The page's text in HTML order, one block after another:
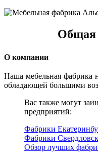
Общая
О компании
Наша мебельная фабрика
обладающей большими
Вас также могут
предприятий:
Фабрики
Фабрики
Обзор лучших